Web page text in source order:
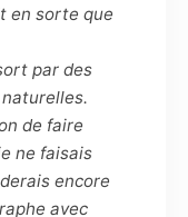
indication,
de
sous 5
définition
contrainte de
en sorte que
par des
de faire
ne faisais
encore
avec